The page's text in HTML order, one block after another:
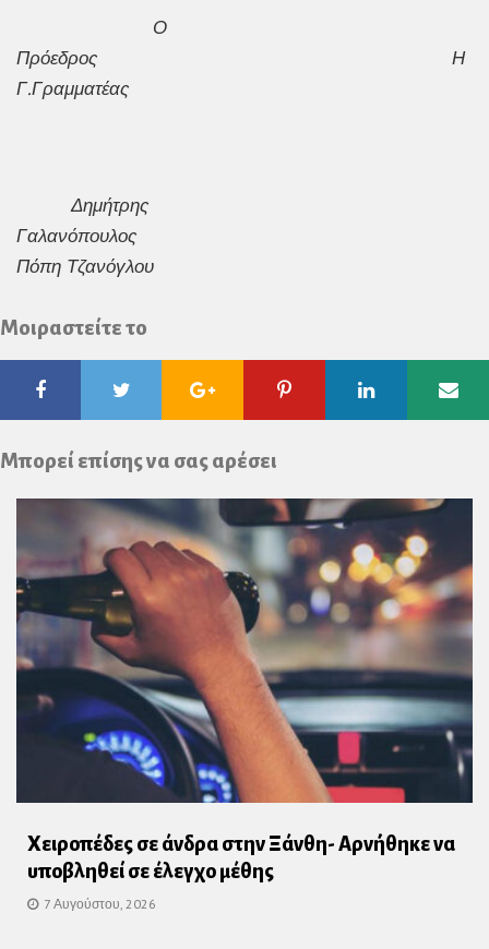
Ο
Πρόεδρος Η
Γ.Γραμματέας
Δημήτρης
Γαλανόπουλος
Πόπη Τζανόγλου
Μοιραστείτε το
FacebookTwitter Google
Plus
Pinterest Linkedin
Μπορεί επίσης να σας αρέσει
Χειροπέδες σε άνδρα στην Ξάνθη- Αρνήθηκε να
υποβληθεί σε έλεγχο μέθης
7 Αυγούστου, 2026